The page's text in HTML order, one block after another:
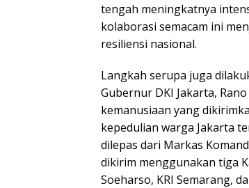
tengah meningkatnya
kolaborasi semacam ini
resiliensi nasional.
Langkah serupa juga
Gubernur DKI Jakarta,
kemanusiaan yang
kepedulian warga Jakarta
dilepas dari Markas
dikirim menggunakan tiga
Soeharso, KRI Semarang,